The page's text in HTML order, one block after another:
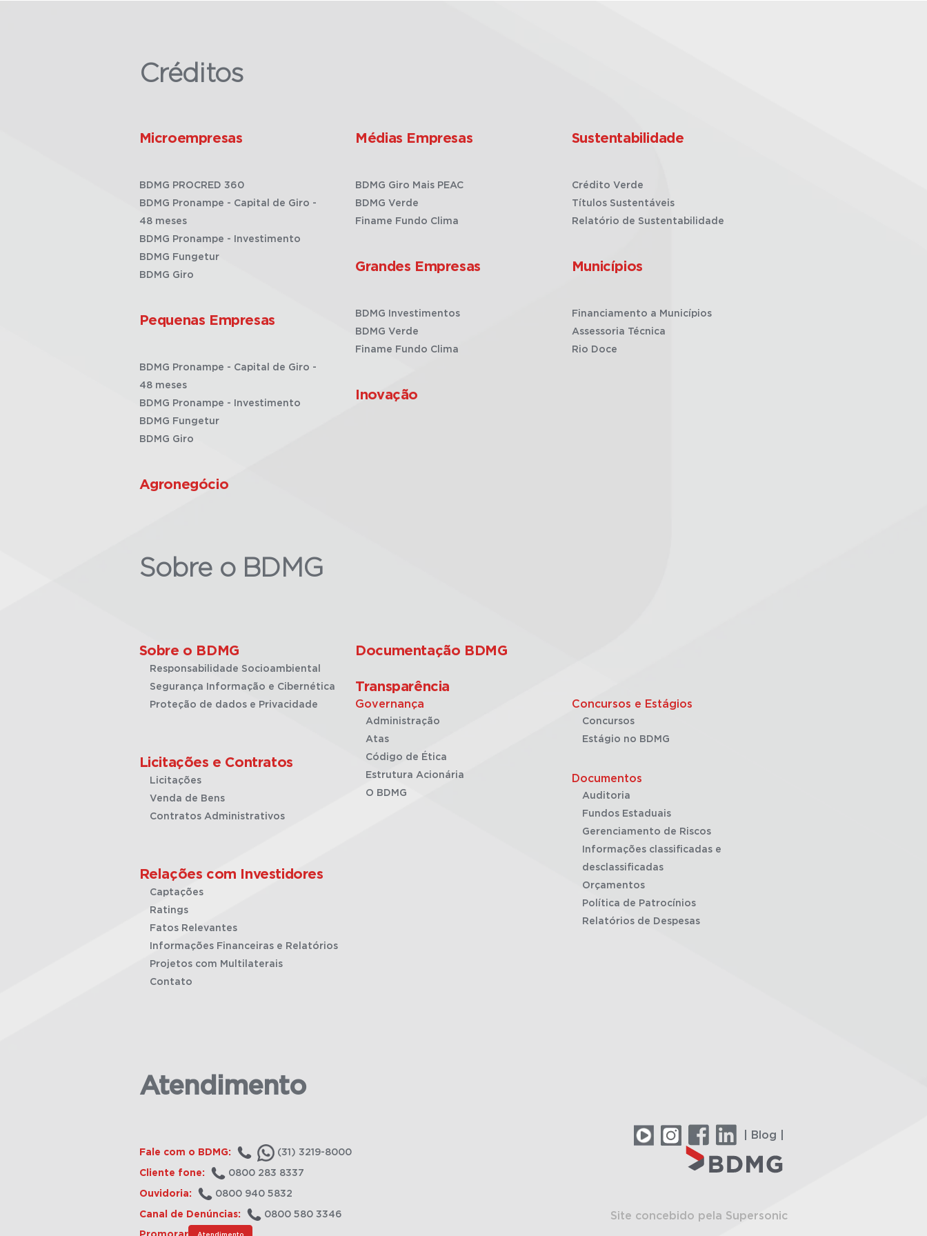
Créditos
Microempresas
BDMG PROCRED 360
BDMG Pronampe - Capital de Giro -
48 meses
BDMG Pronampe - Investimento
BDMG Fungetur
BDMG Giro
Pequenas Empresas
BDMG Pronampe - Capital de Giro -
48 meses
BDMG Pronampe - Investimento
BDMG Fungetur
BDMG Giro
Agronegócio
Médias Empresas
BDMG Giro Mais PEAC
BDMG Verde
Finame Fundo Clima
Grandes Empresas
BDMG Investimentos
BDMG Verde
Finame Fundo Clima
Inovação
Sustentabilidade
Crédito Verde
Títulos Sustentáveis
Relatório de Sustentabilidade
Municípios
Financiamento a Municípios
Assessoria Técnica
Rio Doce
Sobre o BDMG
Sobre o BDMG
Responsabilidade Socioambiental
Segurança Informação e Cibernética
Proteção de dados e Privacidade
Licitações e Contratos
Licitações
Venda de Bens
Contratos Administrativos
Relações com Investidores
Captações
Ratings
Fatos Relevantes
Informações Financeiras e Relatórios
Projetos com Multilaterais
Contato
Documentação BDMG
Transparência
Governança
Administração
Atas
Código de Ética
Estrutura Acionária
O BDMG
Concursos e Estágios
Concursos
Estágio no BDMG
Documentos
Auditoria
Fundos Estaduais
Gerenciamento de Riscos
Informações classificadas e
desclassificadas
Orçamentos
Política de Patrocínios
Relatórios de Despesas
Atendimento
Fale com o BDMG: (31) 3219-8000
Cliente fone: 0800 283 8337
Ouvidoria: 0800 940 5832
Canal de Denúncias: 0800 580 3346
Atendimento
| Blog |
Site concebido pela Supersonic